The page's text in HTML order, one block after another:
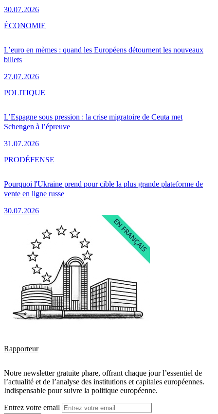
30.07.2026
L’euro en mèmes : quand les Européens détournent les nouveaux
billets
27.07.2026
ÉCONOMIE
L’Espagne sous pression : la crise migratoire de Ceuta met
Schengen à l’épreuve
31.07.2026
POLITIQUE
Pourquoi l'Ukraine prend pour cible la plus grande plateforme de
vente en ligne russe
30.07.2026
PRODÉFENSE
Rapporteur
Notre newsletter gratuite phare, offrant chaque jour l’essentiel de
l’actualité et de l’analyse des institutions et capitales européennes.
Indispensable pour suivre la politique européenne.
Entrez votre email